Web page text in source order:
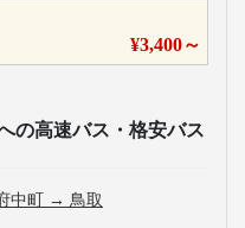
¥3,400～
の高速バス・格安バス
中町 → 鳥取